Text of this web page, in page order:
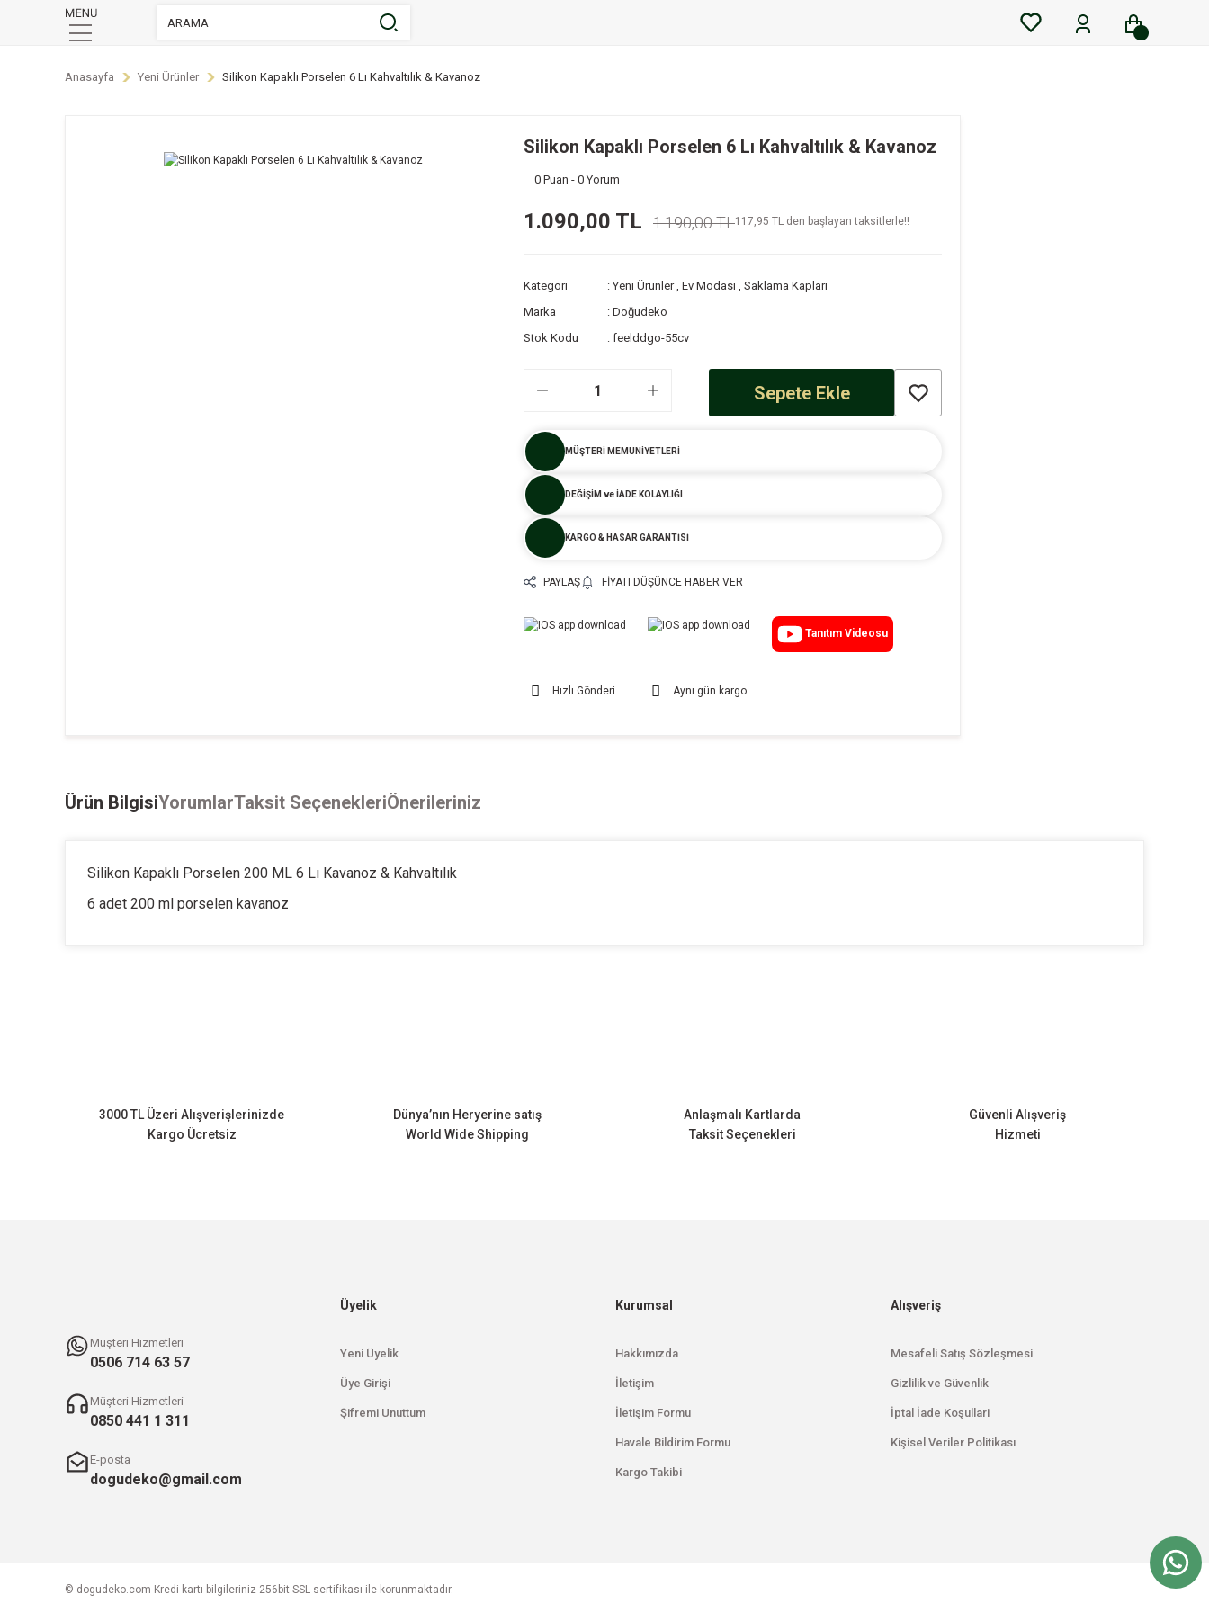
Anasayfa Yeni Ürünler Silikon Kapaklı Porselen 6 Lı Kahvaltılık & Kavanoz
Silikon Kapaklı Porselen 6 Lı Kahvaltılık & Kavanoz
0 Puan - 0 Yorum
1.090,00 TL 1.190,00 TL117,95 TL den başlayan taksitlerle!!
Kategori Yeni Ürünler , Ev Modası , Saklama Kapları
Marka
Doğudeko
Stok Kodu
feelddgo-55cv
Sepete Ekle
MÜŞTERİ MEMUNİYETLERİ
DEĞİŞİM ve İADE KOLAYLIĞI
KARGO & HASAR GARANTİSİ
PAYLAŞ FIYATI DÜŞÜNCE HABER VER
Tanıtım Videosu
Hızlı Gönderi Aynı gün kargo
Ürün BilgisiYorumlarTaksit SeçenekleriÖnerileriniz
Silikon Kapaklı Porselen 200 ML 6 Lı Kavanoz & Kahvaltılık
6 adet 200 ml porselen kavanoz
Ürün fiyatı diğer sitelerden daha pahalı.
Bu ürüne benzer farklı alternatifler olmalı.
3000 TL Üzeri Alışverişlerinizde
Kargo Ücretsiz
Dünya’nın Heryerine satış
World Wide Shipping
Anlaşmalı Kartlarda
Taksit Seçenekleri
Güvenli Alışveriş
Hizmeti
Müşteri Hizmetleri
0506 714 63 57
Müşteri Hizmetleri
0850 441 1 311
E-posta
dogudeko@gmail.com
Üyelik
Yeni Üyelik
Üye Girişi
Şifremi Unuttum
Kurumsal
Hakkımızda
İletişim
İletişim Formu
Havale Bildirim Formu
Kargo Takibi
Alışveriş
Mesafeli Satış Sözleşmesi
Gizlilik ve Güvenlik
İptal İade Koşullari
Kişisel Veriler Politikası
© dogudeko.com Kredi kartı bilgileriniz 256bit SSL sertifikası ile korunmaktadır.